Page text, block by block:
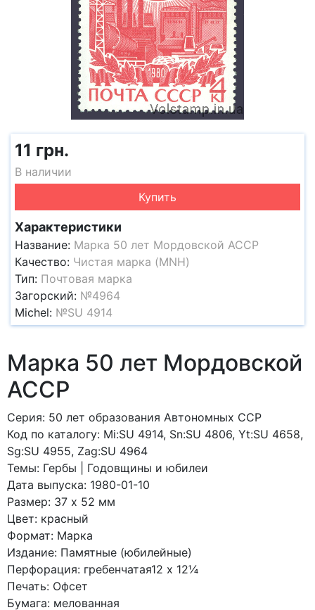
11 грн.
В наличии
Купить
Характеристики
Название: Марка 50 лет Мордовской АССР
Качество: Чистая марка (MNH)
Тип: Почтовая марка
Загорский: №4964
Michel: №SU 4914
Марка 50 лет Мордовской
АССР
Серия: 50 лет образования Автономных ССР
Код по каталогy: Mi:SU 4914, Sn:SU 4806, Yt:SU 4658,
Sg:SU 4955, Zag:SU 4964
Темы: Гербы | Годовщины и юбилеи
Дата выпуска: 1980-01-10
Размер: 37 x 52 мм
Цвет: красный
Формат: Марка
Издание: Памятные (юбилейные)
Перфорация: гребенчатая12 x 12¼
Печать: Офсет
Бумага: мелованная